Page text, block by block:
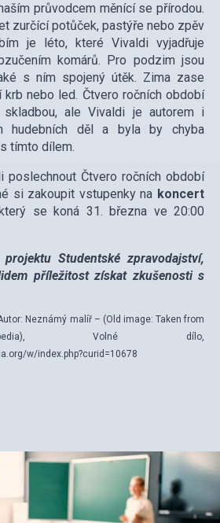
průvodcem měnící se přírodou.
zurčící potůček, pastýře nebo zpěv
je léto, které Vivaldi vyjadřuje
komárů. Pro podzim jsou
s ním spojený útěk. Zima zase
krb nebo led. Čtvero ročních období
ale Vivaldi je autorem i
hudebních děl a byla by chyba
tímto dílem.
poslechnout Čtvero ročních období
si zakoupit vstupenky na koncert
se koná 31. března ve 20:00
Studentské zpravodajství,
příležitost získat zkušenosti s
Neznámý malíř – (Old image: Taken from
Volné dílo,
w/index.php?curid=10678